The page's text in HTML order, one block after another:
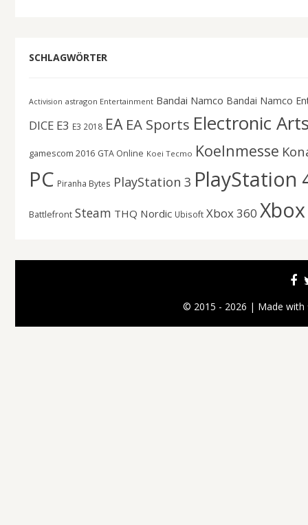
SCHLAGWÖRTER
Activision astragon Entertainment Bandai Namco Bandai Namco
DICE E3 E3 2018 EA EA Sports Electronic
gamescom 2016 GTA Online Koei Tecmo Koelnmesse
PC Piranha Bytes PlayStation 3 PlayStation
Battlefront Steam THQ Nordic Ubisoft Xbox 360
© 2015 - 2026 | Made